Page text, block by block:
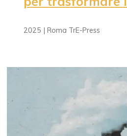
2025 | Roma TrE-Press